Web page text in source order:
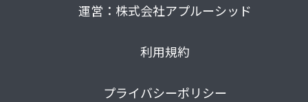
運営：株式会社アプルーシッド
利用規約
プライバシーポリシー